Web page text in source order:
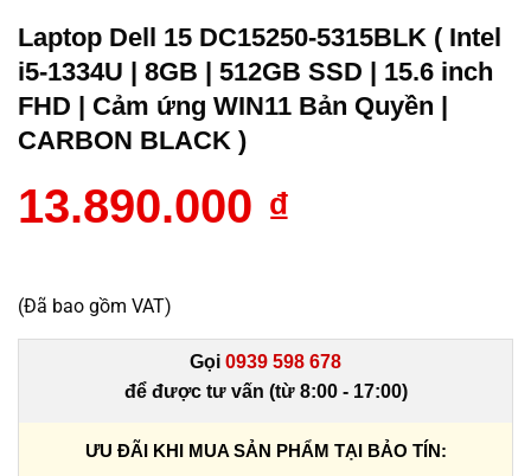
Laptop Dell 15 DC15250-5315BLK ( Intel
i5-1334U | 8GB | 512GB SSD | 15.6 inch
FHD | Cảm ứng WIN11 Bản Quyền |
CARBON BLACK )
13.890.000 ₫
(Đã bao gồm VAT)
Gọi 0939 598 678
để được tư vấn (từ 8:00 - 17:00)
ƯU ĐÃI KHI MUA SẢN PHẨM TẠI BẢO TÍN: